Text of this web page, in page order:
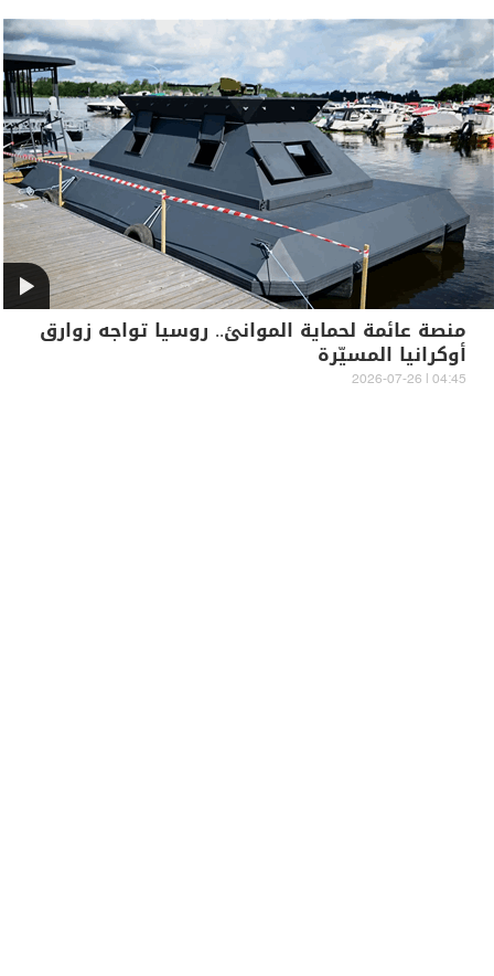
منصة عائمة لحماية الموانئ.. روسيا تواجه زوارق
أوكرانيا المسيّرة
04:45 | 2026-07-26